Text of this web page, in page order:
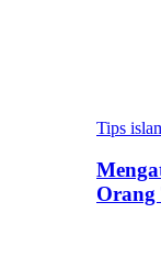
Tips
Orang